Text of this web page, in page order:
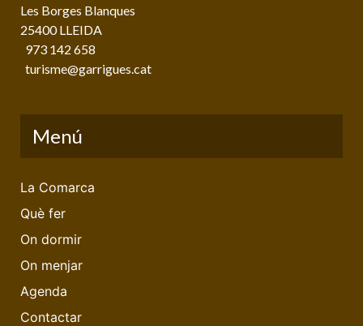
Les Borges Blanques
25400 LLEIDA
973 142 658
turisme@garrigues.cat
Menú
La Comarca
Què fer
On dormir
On menjar
Agenda
Contactar